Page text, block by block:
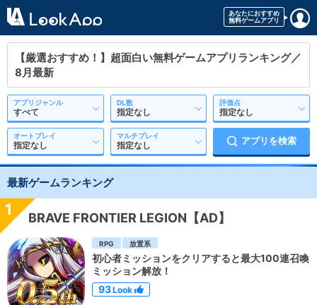
【厳選おすすめ！】超面白い無料ゲームアプリランキング／
8月最新
アプリジャンル DL数 評価点
オートプレイ マルチプレイ アプリを検索
最新ゲームランキング
1 BRAVE FRONTIER LEGION【AD】
RPG 放置系
初心者ミッションをクリアすると最大100連召喚
ミッション解放！
93Look